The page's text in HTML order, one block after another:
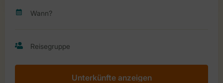
Unterkünfte anzeigen